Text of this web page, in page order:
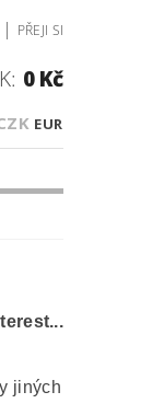
| PŘEJI SI
EUR
0 Kč
jiných